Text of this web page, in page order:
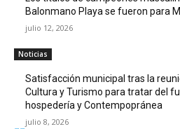
Balonmano Playa se fueron para
julio 12, 2026
Noticias
Satisfacción municipal tras la
Cultura y Turismo para tratar del
hospedería y Contempopránea
julio 8, 2026